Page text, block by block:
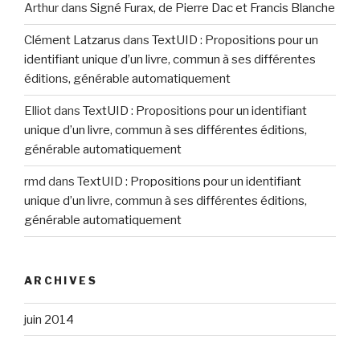
Arthurdans Signé Furax, de Pierre Dac et Francis Blanche
Clément Latzarus dans TextUID : Propositions pour un
identifiant unique d’un livre, commun à ses différentes
éditions, générable automatiquement
Elliotdans TextUID : Propositions pour un identifiant
unique d’un livre, commun à ses différentes éditions,
générable automatiquement
rmd dans TextUID : Propositions pour un identifiant
unique d’un livre, commun à ses différentes éditions,
générable automatiquement
ARCHIVES
juin 2014